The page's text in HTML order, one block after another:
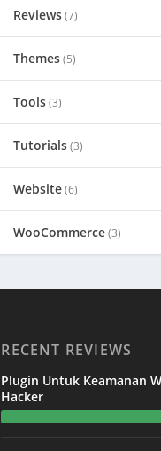
Reviews(7)
Themes(5)
Tools(3)
Tutorials(3)
Website(6)
WooCommerce(3)
RECENT REVIEWS
Plugin Untuk Keamanan
Hacker